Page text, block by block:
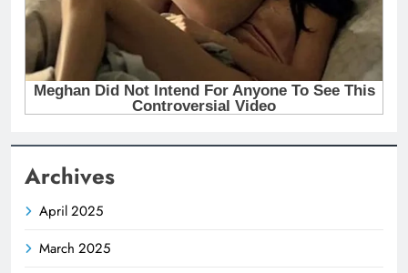
Archives
April 2025
March 2025